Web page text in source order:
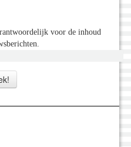
voor de inhoud